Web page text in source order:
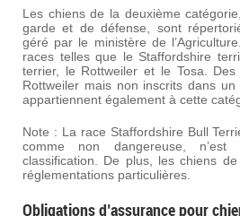
Les chiens de la deuxième
garde et de défense, sont
géré par le ministère de
races telles que le Staffordshire
terrier, le Rottweiler et le Tosa.
Rottweiler mais non inscrits dans
appartiennent également à cette
Note : La race Staffordshire Bull
comme non dangereuse,
classification. De plus, les chiens
réglementations particulières.
Obligations d’assurance pour